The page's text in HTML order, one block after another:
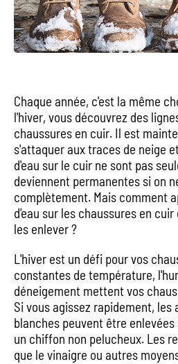
Chaque année, c'est la même
l'hiver, vous découvrez des
chaussures en cuir. Il est
s'attaquer aux traces de neige
d'eau sur le cuir ne sont pas
deviennent permanentes si on
complètement. Mais comment
d'eau sur les chaussures en
les enlever ?
L'hiver est un défi pour vos
constantes de température,
déneigement mettent vos
Si vous agissez rapidement, les
blanches peuvent être
un chiffon non pelucheux. Les
que le vinaigre ou autres